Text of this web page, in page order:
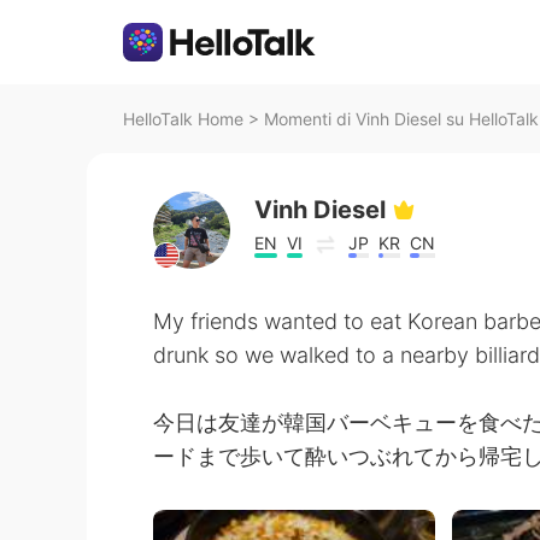
HelloTalk Home > Momenti di Vinh Diesel su HelloTalk
Vinh Diesel
EN VI JP KR CN
My friends wanted to eat Korean
drunk so we walked to a nearby
今日は友達が韓国バーベキューを食べ
ードまで歩いて酔いつぶれてから帰宅